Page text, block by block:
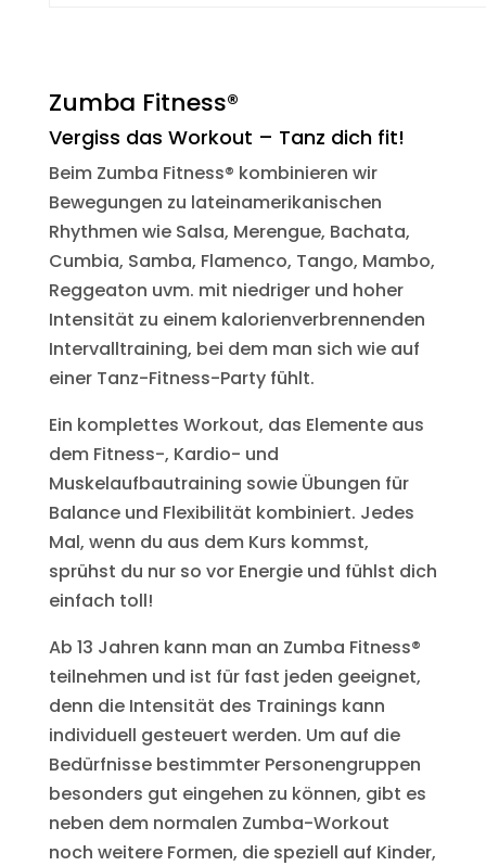
Zumba Fitness®
Vergiss das Workout – Tanz dich fit!
Beim Zumba Fitness® kombinieren wir
Bewegungen zu lateinamerikanischen
Rhythmen wie Salsa, Merengue, Bachata,
Cumbia, Samba, Flamenco, Tango, Mambo,
Reggeaton uvm. mit niedriger und hoher
Intensität zu einem kalorienverbrennenden
Intervalltraining, bei dem man sich wie auf
einer Tanz-Fitness-Party fühlt.
Ein komplettes Workout, das Elemente aus
dem Fitness-, Kardio- und
Muskelaufbautraining sowie Übungen für
Balance und Flexibilität kombiniert. Jedes
Mal, wenn du aus dem Kurs kommst,
sprühst du nur so vor Energie und fühlst dich
einfach toll!
Ab 13 Jahren kann man an Zumba Fitness®
teilnehmen und ist für fast jeden geeignet,
denn die Intensität des Trainings kann
individuell gesteuert werden. Um auf die
Bedürfnisse bestimmter Personengruppen
besonders gut eingehen zu können, gibt es
neben dem normalen Zumba-Workout
noch weitere Formen, die speziell auf Kinder,